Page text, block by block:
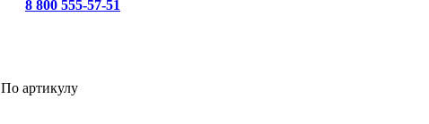
8 800 555-57-51
По артикулу